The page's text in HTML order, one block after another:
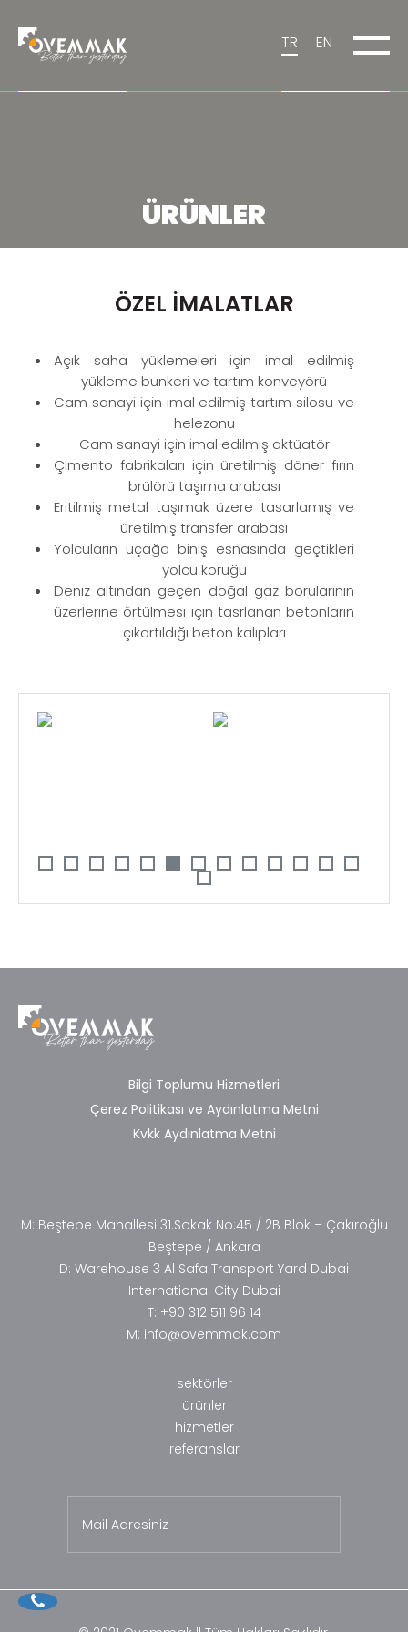
TR EN
ÜRÜNLER
ÖZEL İMALATLAR
Açık saha yüklemeleri için imal edilmiş
yükleme bunkeri ve tartım konveyörü
Cam sanayi için imal edilmiş tartım silosu ve
helezonu
Cam sanayi için imal edilmiş aktüatör
Çimento fabrikaları için üretilmiş döner fırın
brülörü taşıma arabası
Eritilmiş metal taşımak üzere tasarlamış ve
üretilmiş transfer arabası
Yolcuların uçağa biniş esnasında geçtikleri
yolcu körüğü
Deniz altından geçen doğal gaz borularının
üzerlerine örtülmesi için tasrlanan betonların
çıkartıldığı beton kalıpları
Bilgi Toplumu Hizmetleri
Çerez Politikası ve Aydınlatma Metni
Kvkk Aydınlatma Metni
M: Beştepe Mahallesi 31.Sokak No:45 / 2B Blok – Çakıroğlu
Beştepe / Ankara
D: Warehouse 3 Al Safa Transport Yard Dubai
International City Dubai
T: +90 312 511 96 14
M: info@ovemmak.com
sektörler
ürünler
hizmetler
referanslar